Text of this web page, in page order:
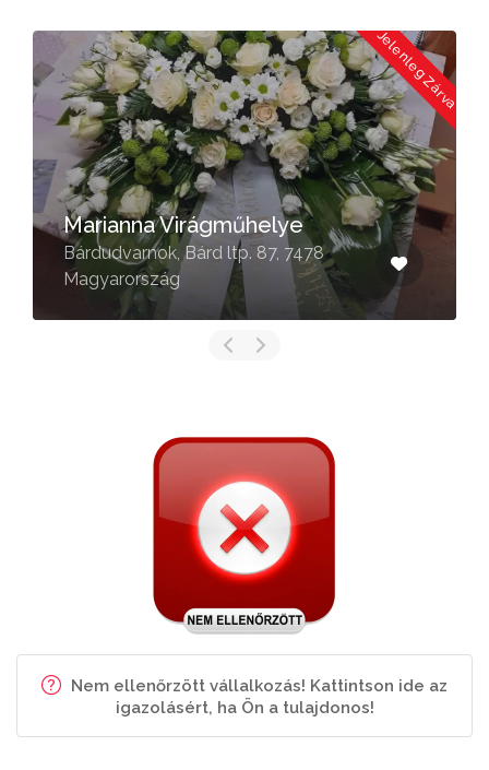
Jelenleg Zárva
Marianna Virágműhelye
Bárdudvarnok, Bárd ltp. 87, 7478
Magyarország
Nem ellenőrzött vállalkozás! Kattintson ide az
igazolásért, ha Ön a tulajdonos!